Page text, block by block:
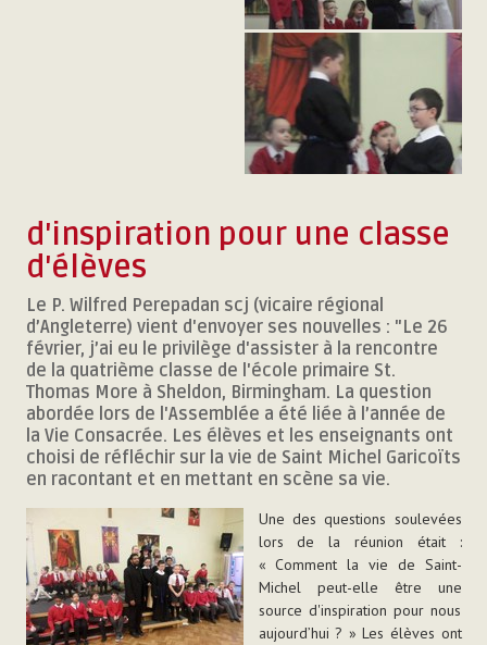
d'inspiration pour une classe
d'élèves
Le P. Wilfred Perepadan scj (vicaire régional
d’Angleterre) vient d'envoyer ses nouvelles : "Le 26
février, j’ai eu le privilège d'assister à la rencontre
de la quatrième classe de l'école primaire St.
Thomas More à Sheldon, Birmingham. La question
abordée lors de l'Assemblée a été liée à l’année de
la Vie Consacrée. Les élèves et les enseignants ont
choisi de réfléchir sur la vie de Saint Michel Garicoïts
en racontant et en mettant en scène sa vie.
Une des questions soulevées
lors de la réunion était :
« Comment la vie de Saint-
Michel peut-elle être une
source d'inspiration pour nous
aujourd’hui ? » Les élèves ont